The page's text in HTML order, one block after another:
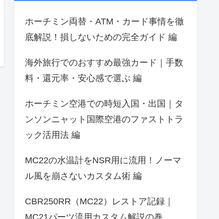
ホーチミン両替・ATM・カード事情を徹
底解説！損しないための完全ガイド 編
海外旅行でのおすすめ最強カード｜手数
料・還元率・安心感で選ぶ 編
ホーチミン空港での時短入国・出国｜タ
ンソンニャット国際空港のファストトラ
ック活用法 編
MC22の水温計をNSR用に流用！ノーマ
ル風を崩さないカスタム術 編
CBR250RR（MC22）レストア記録｜